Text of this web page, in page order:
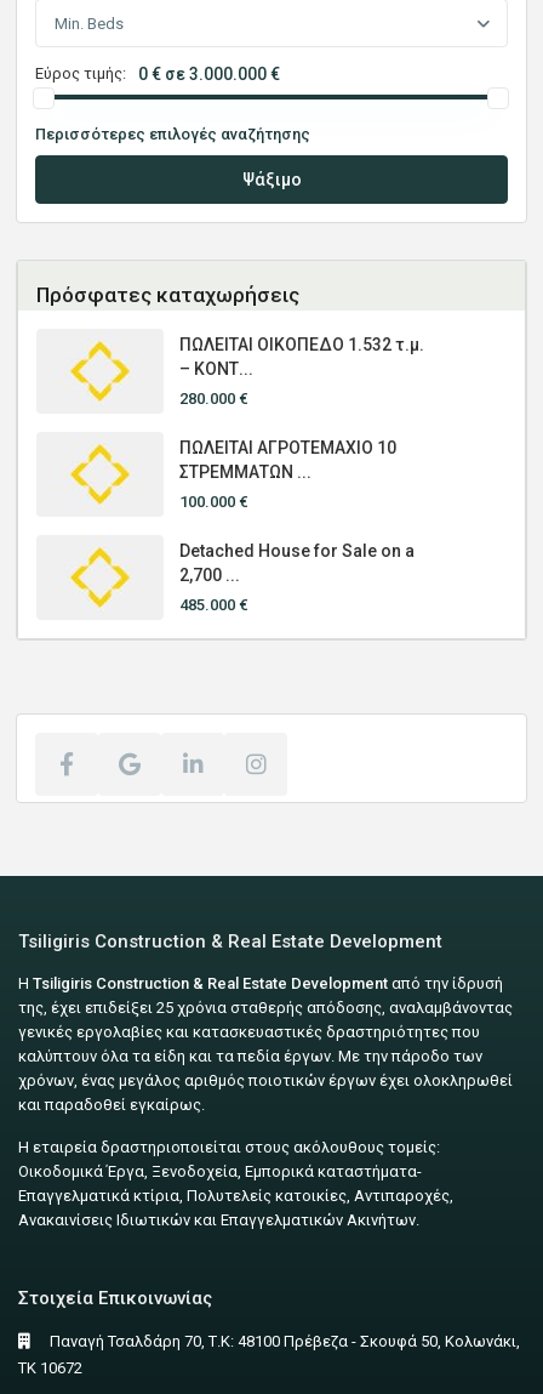
Min. Beds
Εύρος τιμής: 0 € σε 3.000.000 €
Περισσότερες επιλογές αναζήτησης
Ψάξιμο
Πρόσφατες καταχωρήσεις
ΠΩΛΕΙΤΑΙ ΟΙΚΟΠΕΔΟ 1.532 τ.μ.
– ΚΟΝΤ...
280.000 €
ΠΩΛΕΙΤΑΙ ΑΓΡΟΤΕΜΑΧΙΟ 10
ΣΤΡΕΜΜΑΤΩΝ ...
100.000 €
Detached House for Sale on a
2,700 ...
485.000 €
Tsiligiris Construction & Real Estate Development
ΗTsiligiris Construction & Real Estate Development από την ίδρυσή
της, έχει επιδείξει 25 χρόνια σταθερής απόδοσης, αναλαμβάνοντας
γενικές εργολαβίες και κατασκευαστικές δραστηριότητες που
καλύπτουν όλα τα είδη και τα πεδία έργων. Με την πάροδο των
χρόνων, ένας μεγάλος αριθμός ποιοτικών έργων έχει ολοκληρωθεί
και παραδοθεί εγκαίρως.
Η εταιρεία δραστηριοποιείται στους ακόλουθους τομείς:
Οικοδομικά Έργα, Ξενοδοχεία, Εμπορικά καταστήματα-
Επαγγελματικά κτίρια, Πολυτελείς κατοικίες, Αντιπαροχές,
Ανακαινίσεις Ιδιωτικών και Επαγγελματικών Ακινήτων.
Στοιχεία Επικοινωνίας
Παναγή Τσαλδάρη 70, Τ.Κ: 48100 Πρέβεζα - Σκουφά 50, Κολωνάκι,
ΤΚ 10672